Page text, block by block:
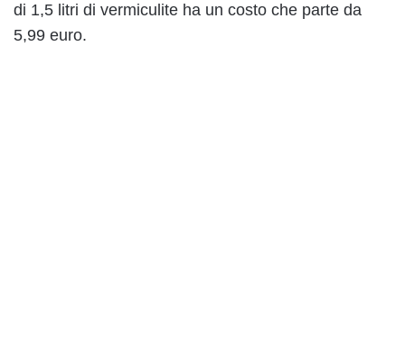
di 1,5 litri di vermiculite ha un costo che parte da
5,99 euro.